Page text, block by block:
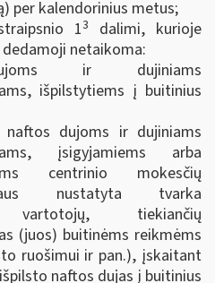
per kalendorinius metus;
13 dalimi, kurioje
dedamoji netaikoma:
ir dujiniams
išpilstytiems į buitinius
naftos dujoms ir dujiniams
įsigyjamiems arba
centrinio mokesčių
nustatyta tvarka
vartotojų, tiekiančių
(juos) buitinėms reikmėms
ruošimui ir pan.), įskaitant
naftos dujas į buitinius